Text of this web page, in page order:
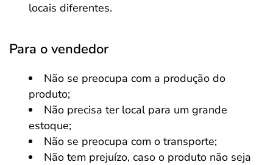
locais diferentes.
Para o vendedor
Não se preocupa com a produção do
produto;
Não precisa ter local para um grande
estoque;
Não se preocupa com o transporte;
Não tem prejuízo, caso o produto não seja